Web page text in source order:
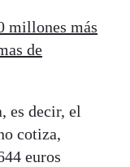
millones más
de
es decir, el
cotiza,
euros